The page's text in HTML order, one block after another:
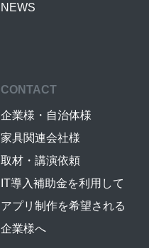
NEWS
CONTACT
企業様・自治体様
家具関連会社様
取材・講演依頼
IT導入補助金を利用して
アプリ制作を希望される
企業様へ